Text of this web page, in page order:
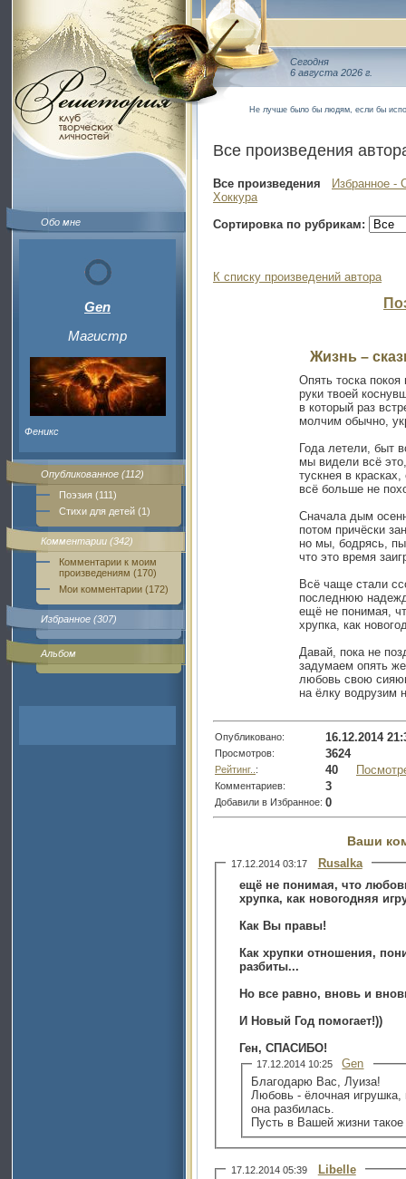
Обо мне
Gen
Магистр
Феникс
Опубликованное (112)
Поэзия (111)
Стихи для детей (1)
Комментарии (342)
Комментарии к моим
произведениям (170)
Мои комментарии (172)
Избранное (307)
Альбом
Сегодня
6 августа 2026 г.
Не лучше было бы людям, если бы
Все произведения
Все произведения
Избранное -
Хоккура
Сортировка по рубрикам:
К списку произведений автора
Жизнь –
Опять тоска покоя
руки твоей
в который раз
молчим обычно,
Года летели, быт
мы видели всё
тускнея в
всё больше не
Сначала дым
потом причёски
но мы, бодрясь,
что это время
Всё чаще стали
последнюю
ещё не понимая,
хрупка, как
Давай, пока не
задумаем опять
любовь свою
на ёлку водрузим
Опубликовано: 16.12.2014
Просмотров: 3624
Рейтинг.. : 40
Комментариев: 3
Добавили в Избранное: 0
Ваши
17.12.2014 03:17
Rusalka
ещё не понимая, что
хрупка, как новогодняя
Как Вы правы!
Как хрупки отношения,
разбиты...
Но все равно, вновь и
И Новый Год помогает!))
Ген, СПАСИБО!
17.12.2014 10:25
Gen
Благодарю Вас, Луиза!
Любовь - ёлочная
она разбилась.
Пусть в Вашей жизни
17.12.2014 05:39
Libelle